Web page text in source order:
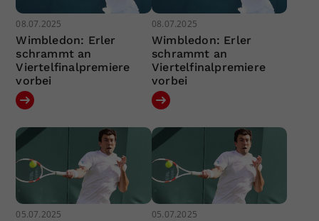
08.07.2025
Wimbledon: Erler
schrammt an
Viertelfinalpremiere
vorbei
08.07.2025
Wimbledon: Erler
schrammt an
Viertelfinalpremiere
vorbei
05.07.2025 05.07.2025